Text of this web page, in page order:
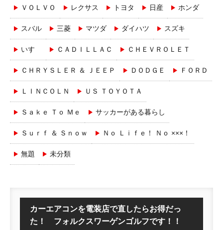
ＶＯＬＶＯ レクサス トヨタ 日産 ホンダ
スバル 三菱 マツダ ダイハツ スズキ
いすゞ ＣＡＤＩＬＬＡＣ ＣＨＥＶＲＯＬＥＴ
ＣＨＲＹＳＬＥＲ ＆ ＪＥＥＰ ＤＯＤＧＥ ＦＯＲＤ
ＬＩＮＣＯＬＮ ＵＳ ＴＯＹＯＴＡ
Ｓａｋｅ Ｔｏ Ｍｅ サッカーがある暮らし
Ｓｕｒｆ ＆ Ｓｎｏｗ Ｎｏ Ｌｉｆｅ！ Ｎｏ ×××！
無題 未分類
カーエアコンを電装店で直したらお得だっ
た！ フォルクスワーゲンゴルフです！！